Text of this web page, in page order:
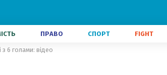
ПРАВО СПОРТ FIGHT
6 голами: відео